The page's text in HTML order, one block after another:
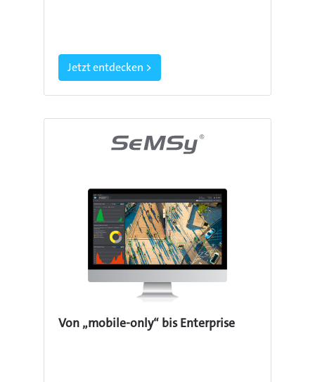
Jetzt entdecken >
Von „mobile-only“ bis Enterprise